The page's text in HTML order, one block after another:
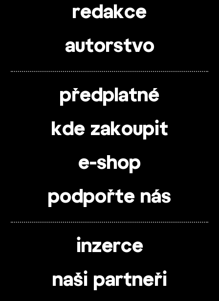
redakce
autorstvo
předplatné
kde zakoupit
e-shop
podpořte nás
inzerce
naši partneři